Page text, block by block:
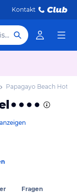
Kontakt
Hotel, Reiseziel
Papagayo Beach Hotel
Fragen